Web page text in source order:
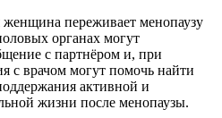
переживает менопаузу
органах могут
с партнёром и, при
с врачом могут помочь найти
активной и
жизни после менопаузы.